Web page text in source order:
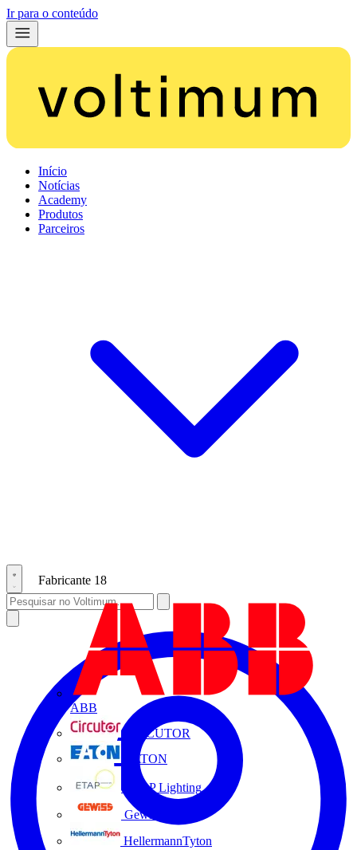
Ir para o conteúdo
Início
Notícias
Academy
Produtos
Parceiros
Fabricante 18
ABB
CIRCUTOR
EATON
ETAP Lighting
Gewiss
HellermannTyton